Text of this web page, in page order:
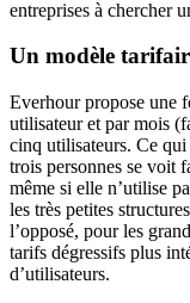
entreprises à chercher
Un modèle
Everhour propose une
utilisateur et par mois
cinq utilisateurs. Ce
trois personnes se voit
même si elle n’utilise
les très petites
l’opposé, pour les
tarifs dégressifs plus
d’utilisateurs.